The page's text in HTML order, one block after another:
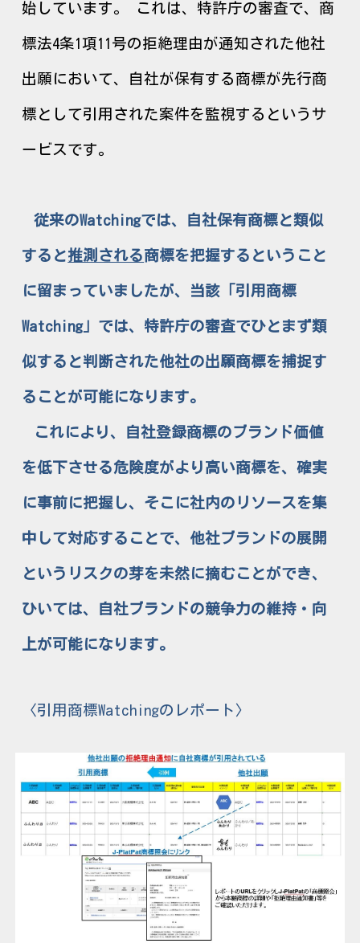
始しています。 これは、特許庁の審査で、商
標法4条1項11号の拒絶理由が通知された他社
出願において、自社が保有する商標が先行商
標として引用された案件を監視するというサ
ービスです。
従来のWatchingでは、自社保有商標と類似
すると推測される商標を把握するということ
に留まっていましたが、当該「引用商標
Watching」では、特許庁の審査でひとまず類
似すると判断された他社の出願商標を捕捉す
ることが可能になります。
これにより、自社登録商標のブランド価値
を低下させる危険度がより高い商標を、確実
に事前に把握し、そこに社内のリソースを集
中して対応することで、他社ブランドの展開
というリスクの芽を未然に摘むことができ、
ひいては、自社ブランドの競争力の維持・向
上が可能になります。
〈引用商標Watchingのレポート〉